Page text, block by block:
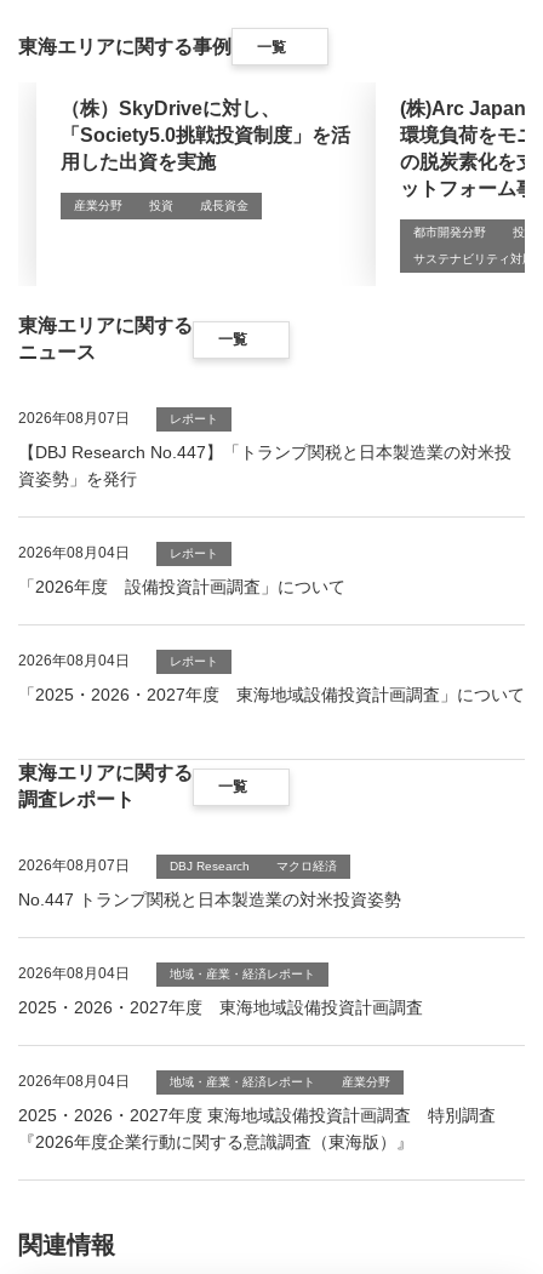
東海エリアに関する事例 一覧
（株）SkyDriveに対し、
「Society5.0挑戦投資制度」を活
用した出資を実施
産業分野 投資 成長資金
(株)Arc Japan
環境負荷をモニ
の脱炭素化を支
ットフォーム事
都市開発分野
投資
サステナビリティ対応
東海エリアに関する
ニュース
一覧
2026年08月07日 レポート
【DBJ Research No.447】「トランプ関税と日本製造業の対米投
資姿勢」を発行
2026年08月04日 レポート
「2026年度 設備投資計画調査」について
2026年08月04日 レポート
「2025・2026・2027年度 東海地域設備投資計画調査」について
東海エリアに関する
調査レポート
一覧
2026年08月07日 DBJ Research マクロ経済
No.447 トランプ関税と日本製造業の対米投資姿勢
2026年08月04日 地域・産業・経済レポート
2025・2026・2027年度 東海地域設備投資計画調査
2026年08月04日 地域・産業・経済レポート 産業分野
2025・2026・2027年度 東海地域設備投資計画調査 特別調査
『2026年度企業行動に関する意識調査（東海版）』
関連情報